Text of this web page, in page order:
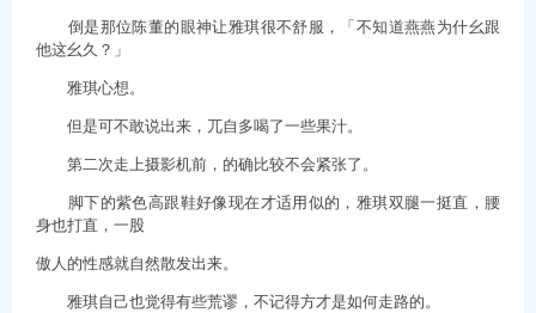
倒是那位陈董的眼神让雅琪很不舒服，「不知道燕燕为什幺跟
他这幺久？」
雅琪心想。
但是可不敢说出来，兀自多喝了一些果汁。
第二次走上摄影机前，的确比较不会紧张了。
脚下的紫色高跟鞋好像现在才适用似的，雅琪双腿一挺直，腰
身也打直，一股
傲人的性感就自然散发出来。
雅琪自己也觉得有些荒谬，不记得方才是如何走路的。